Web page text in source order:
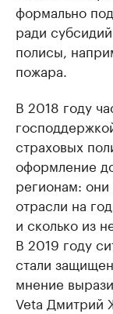
формально
ради
полисы,
пожара.
В 2018 году
страховых
оформление
регионам:
отрасли на
и сколько из
В 2019 году
стали
мнение
Veta Дмитрий